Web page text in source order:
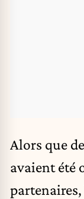
Alors que
avaient été